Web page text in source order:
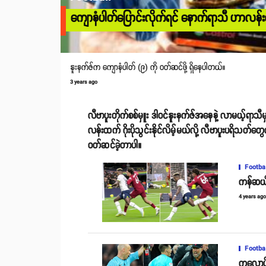
ကျောနံပါတ်ပြောင်းလိုက်ရင် နောက်ရာသီ ဟာလ
နူးနက်ဇ်က ကျောနံပါတ် (၉) ကို ဝတ်ဆင်ဖို့ ရှိနေပါတယ်။
3 years ago
လီဗာပူးတိုက်စစ်မှူး ဒါဝင်နူးနက်ဇ်အနေနဲ့ လာမယ့်ရာ
လန်းထက် ဂိုးပိုသွင်းနိုင်လိမ့်မယ်လို့ လီဗာပူးပရိသတ်တွေ
ဝတ်ဆင်ခဲ့တာပါ။
ကန်ဆယ်
4 years ago